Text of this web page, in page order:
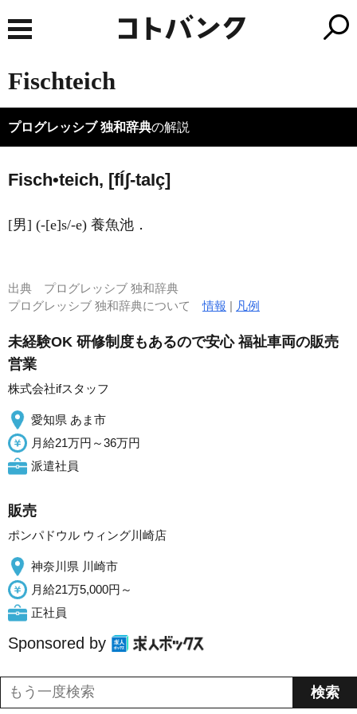
Fischteich
プログレッシブ 独和辞典の解説
Fisch•teich, [fÍʃ-taIç]
[男] (-[e]s/-e) 養魚池．
出典 プログレッシブ 独和辞典
プログレッシブ 独和辞典について情報 | 凡例
未経験OK 研修制度もあるので安心 福祉車両の販売
営業
株式会社ifスタッフ
愛知県 あま市
月給21万円～36万円
派遣社員
販売
ポンパドウル ウィング川崎店
神奈川県 川崎市
月給21万5,000円～
正社員
Sponsored by